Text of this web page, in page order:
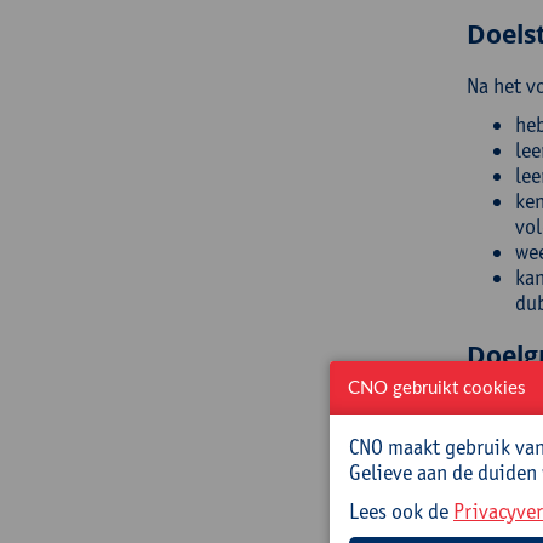
Na het
Deze
CNO gebruikt cookies
CNO maakt gebruik
Gelieve aan de
Lees ook de